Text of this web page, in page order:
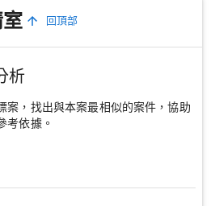
回頂部
析
案，找出與本案最相似的案件，協助
考依據。